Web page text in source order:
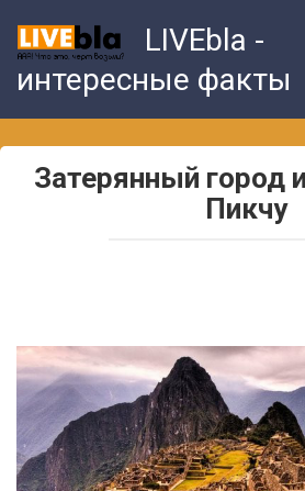
content
LIVEbla -
интересные факты
Затерянный город
Пикчу